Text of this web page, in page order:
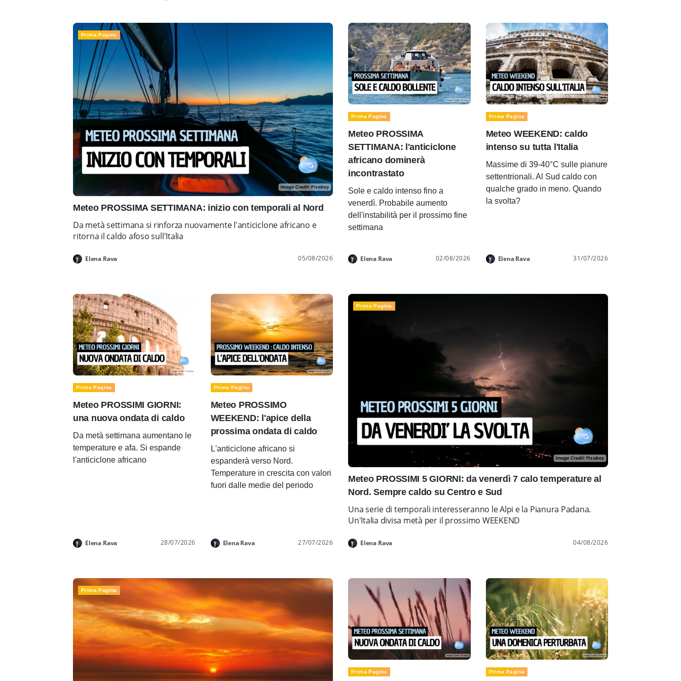
Prima Pagina
Meteo PROSSIMA SETTIMANA: inizio con temporali al Nord
Da metà settimana si rinforza nuovamente l'anticiclone africano e
ritorna il caldo afoso sull'Italia
Elena Rava 05/08/2026
Prima Pagina
Meteo PROSSIMA
SETTIMANA: l'anticiclone
africano dominerà
incontrastato
Sole e caldo intenso fino a
venerdì. Probabile aumento
dell'instabilità per il prossimo fine
settimana
Elena Rava 02/08/2026
Prima Pagina
Meteo WEEKEND: caldo
intenso su tutta l'Italia
Massime di 39-40°C sulle pianure
settentrionali. Al Sud caldo con
qualche grado in meno. Quando
la svolta?
Elena Rava 31/07/2026
Prima Pagina
Meteo PROSSIMI GIORNI:
una nuova ondata di caldo
Da metà settimana aumentano le
temperature e afa. Si espande
l'anticiclone africano
Elena Rava 28/07/2026
Prima Pagina
Meteo PROSSIMO
WEEKEND: l'apice della
prossima ondata di caldo
L'anticiclone africano si
espanderà verso Nord.
Temperature in crescita con valori
fuori dalle medie del periodo
Elena Rava 27/07/2026
Prima Pagina
Meteo PROSSIMI 5 GIORNI: da venerdì 7 calo temperature al
Nord. Sempre caldo su Centro e Sud
Una serie di temporali interesseranno le Alpi e la Pianura Padana.
Un'Italia divisa metà per il prossimo WEEKEND
Elena Rava 04/08/2026
Prima Pagina
Prima Pagina Prima Pagina